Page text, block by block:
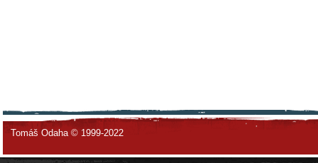
Tomáš Odaha © 1999-2022